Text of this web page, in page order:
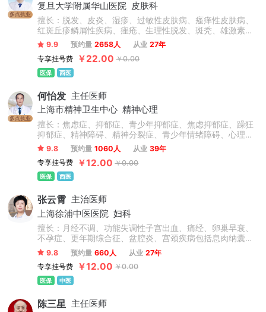
多点执业
复旦大学附属华山医院
皮肤科
擅长：脱发、皮炎、湿疹、过敏性皮肤病、瘙痒性皮肤病、
红斑丘疹鳞屑性疾病、痤疮、生理性脱发、斑秃、雄激素性
脱发、荨麻疹、过敏性湿疹、银屑病、寻常痤疮、溢脂性皮
炎、鱼鳞病、皮肤囊肿、疣、真菌性皮肤病、物理性皮肤
病、动物性皮肤病。
9.9 预约量 2658人 从业 27年
专享挂号费
￥22.00 ￥0.00
医保 西医
多点执业
何怡发 主任医师
上海市精神卫生中心 精神心理
擅长：焦虑症、抑郁症、青少年抑郁症、焦虑抑郁症、躁狂
抑郁症、精神障碍、精神分裂症、青少年情绪障碍、心理障
碍、情感障碍、精神病、失眠症、睡眠障碍、双相情感障
碍、躁狂症、忧郁症、恐惧症、幻听、妄想症、植物神经紊
乱、神经衰弱、躯体化形式障碍、癔症、疑病症、心境障
碍、惊恐障碍、产后抑郁症、更年期抑郁症及老年心理障碍
疗，尤其擅长抑郁焦虑与精神分裂症的诊治。
9.8 预约量 1060人 从业 39年
专享挂号费
￥12.00 ￥0.00
医保 西医
张云霄 主治医师
上海徐浦中医医院 妇科
擅长：月经不调、功能失调性子宫出血、痛经、卵巢早衰、
不孕症、更年期综合征、盆腔炎、宫颈疾病包括息肉纳囊病
毒感染等、卵巢囊肿、子宫肌瘤、乳腺增生、情志抑郁焦虑
失眠调理、内分泌失调、肥胖症、外阴炎、外阴白斑、阴道
炎、阴道菌群失调。
9.8 预约量 660人 从业 27年
专享挂号费
￥12.00 ￥0.00
医保 中医
陈三星 主任医师